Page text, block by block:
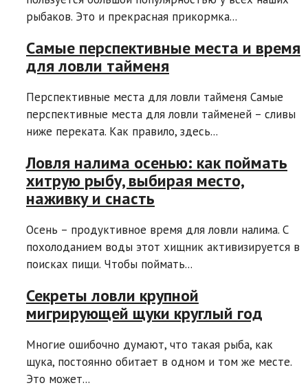
рыбаков. Это и прекрасная прикормка...
Самые перспективные места и время
для ловли тайменя
Перспективные места для ловли тайменя Самые
перспективные места для ловли тайменей – сливы
ниже переката. Как правило, здесь...
Ловля налима осенью: как поймать
хитрую рыбу, выбирая место,
наживку и снасть
Осень – продуктивное время для ловли налима. С
похолоданием воды этот хищник активизируется в
поисках пищи. Чтобы поймать...
Секреты ловли крупной
мигрирующей щуки круглый год
Многие ошибочно думают, что такая рыба, как
щука, постоянно обитает в одном и том же месте.
Это может...